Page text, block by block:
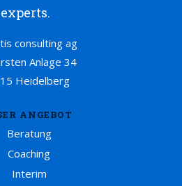
experts.
consulting ag
Anlage 34
Heidelberg
ANGEBOT
Beratung
Coaching
Interim